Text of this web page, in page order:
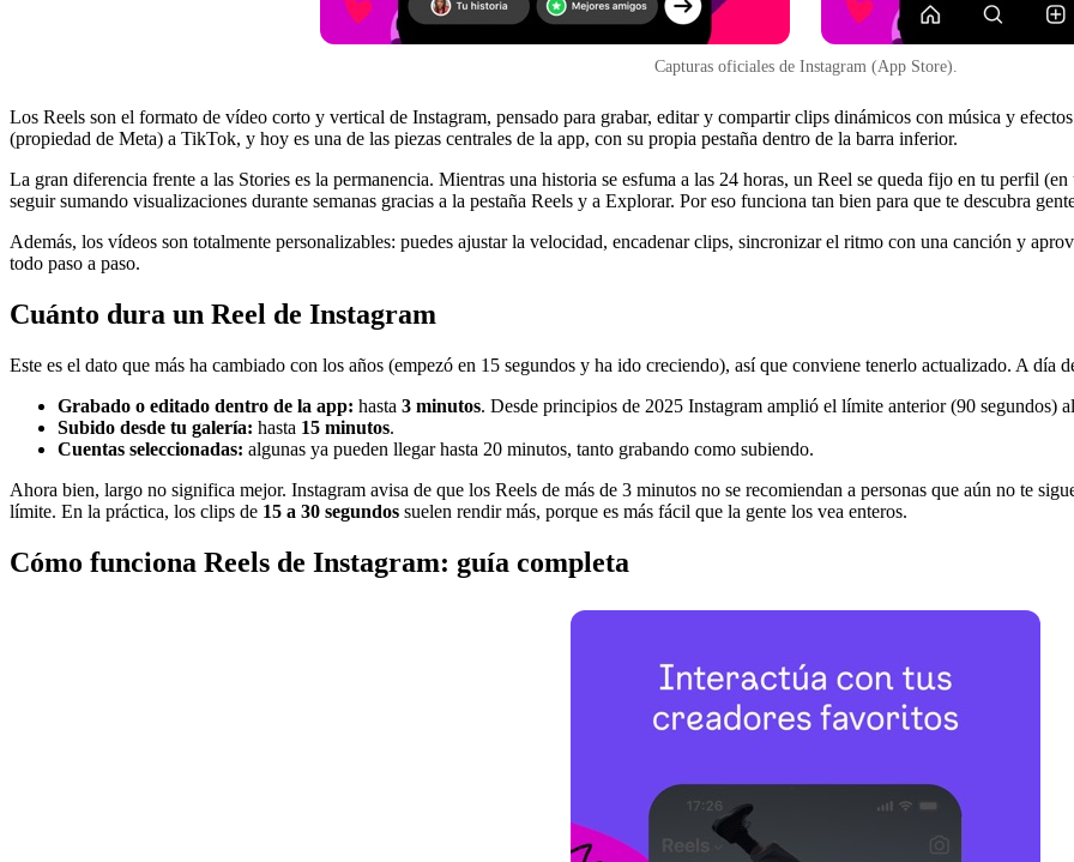
Capturas oficiales de Instagram (App Store).
Los Reels son el formato de vídeo corto y vertical de Instagram, pensado para grabar, editar y compartir clips dinámicos con música y
(propiedad de Meta) a TikTok, y hoy es una de las piezas centrales de la app, con su propia pestaña dentro de la barra inferior.
La gran diferencia frente a las Stories es la permanencia. Mientras una historia se esfuma a las 24 horas, un Reel se queda fijo en tu perfil
seguir sumando visualizaciones durante semanas gracias a la pestaña Reels y a Explorar. Por eso funciona tan bien para que te descubra
Además, los vídeos son totalmente personalizables: puedes ajustar la velocidad, encadenar clips, sincronizar el ritmo con una canción y
todo paso a paso.
Cuánto dura un Reel de Instagram
Este es el dato que más ha cambiado con los años (empezó en 15 segundos y ha ido creciendo), así que conviene tenerlo actualizado. A día
Grabado o editado dentro de la app: hasta 3 minutos. Desde principios de 2025 Instagram amplió el límite anterior (90 segundos)
Subido desde tu galería: hasta 15 minutos.
Cuentas seleccionadas: algunas ya pueden llegar hasta 20 minutos, tanto grabando como subiendo.
Ahora bien, largo no significa mejor. Instagram avisa de que los Reels de más de 3 minutos no se recomiendan a personas que aún no te
límite. En la práctica, los clips de 15 a 30 segundos suelen rendir más, porque es más fácil que la gente los vea enteros.
Cómo funciona Reels de Instagram: guía completa